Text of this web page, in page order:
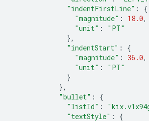
"indentFirstLine" :
{
"magnitude" : 18.0,
"unit" :
"PT"
},
"indentStart" :
{
"magnitude" : 36.0,
"unit" :
"PT"
}
},
"bullet" :
{
"listId" :
"textStyle" :
{